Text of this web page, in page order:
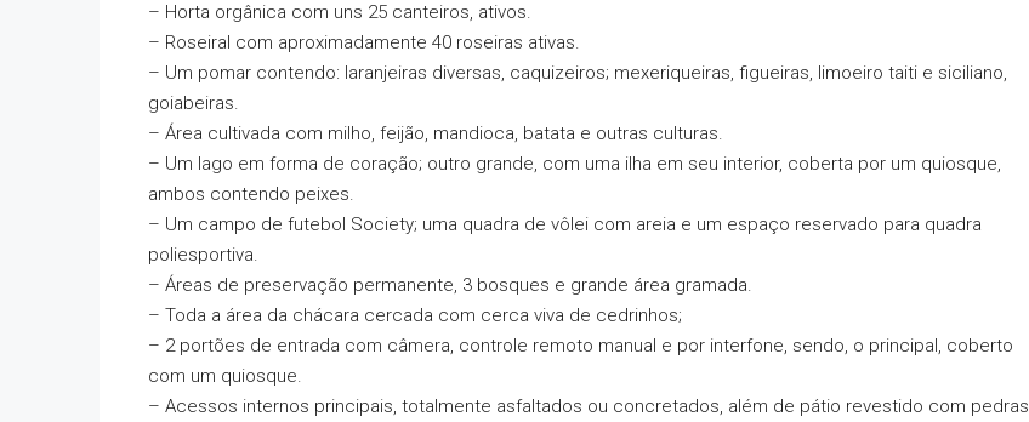
– Horta orgânica com uns 25 canteiros, ativos.
– Roseiral com aproximadamente 40 roseiras ativas.
– Um pomar contendo: laranjeiras diversas, caquizeiros; mexeriqueiras, figueiras, limoeiro taiti e siciliano,
goiabeiras.
– Área cultivada com milho, feijão, mandioca, batata e outras culturas.
– Um lago em forma de coração; outro grande, com uma ilha em seu interior, coberta por um quiosque,
ambos contendo peixes.
– Um campo de futebol Society; uma quadra de vôlei com areia e um espaço reservado para quadra
poliesportiva.
– Áreas de preservação permanente, 3 bosques e grande área gramada.
– Toda a área da chácara cercada com cerca viva de cedrinhos;
– 2 portões de entrada com câmera, controle remoto manual e por interfone, sendo, o principal, coberto
com um quiosque.
– Acessos internos principais, totalmente asfaltados ou concretados, além de pátio revestido com pedras